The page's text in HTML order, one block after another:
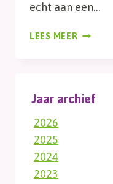
echt aan een…
LEES MEER WELKOM
Jaar archief
2026
2025
2024
2023